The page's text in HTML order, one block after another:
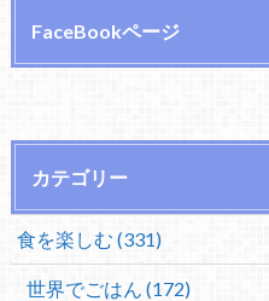
FaceBookページ
カテゴリー
食を楽しむ (331)
世界でごはん (172)